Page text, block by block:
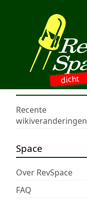
dicht
Recente
wikiveranderingen
Space
Over RevSpace
FAQ